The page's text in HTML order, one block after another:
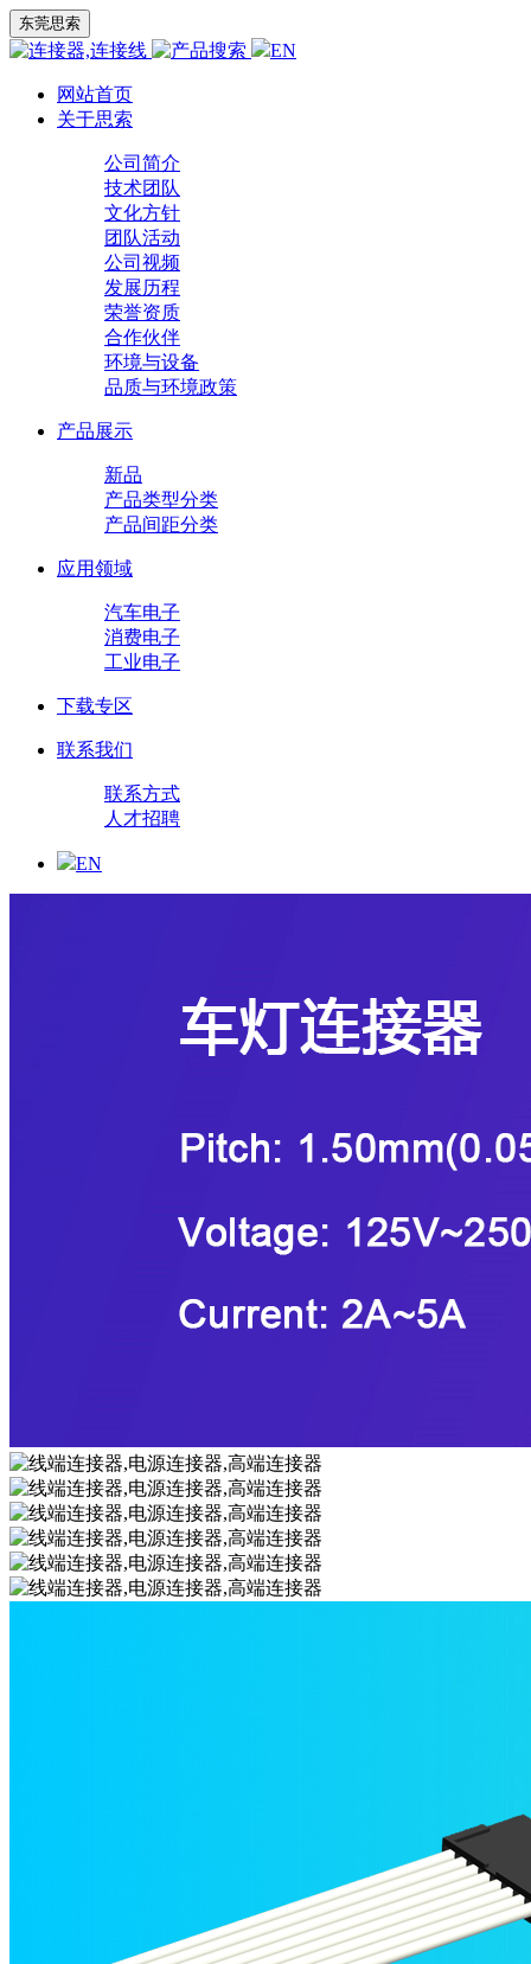
东莞思索
EN
网站首页
关于思索
公司简介
技术团队
文化方针
团队活动
公司视频
发展历程
荣誉资质
合作伙伴
环境与设备
品质与环境政策
产品展示
新品
产品类型分类
产品间距分类
应用领域
汽车电子
消费电子
工业电子
下载专区
联系我们
联系方式
人才招聘
EN